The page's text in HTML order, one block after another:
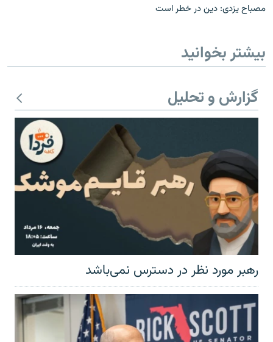
مصباح يزدی: دين در خطر است
بیشتر بخوانید
گزارش و تحلیل
رهبر مورد نظر در دسترس نمی‌باشد